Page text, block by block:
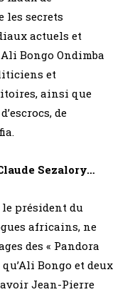
les secrets
actuels et
Bongo Ondimba
et
ainsi que
de
Sezalory…
président du
africains, ne
des « Pandora
Bongo et deux
Jean-Pierre